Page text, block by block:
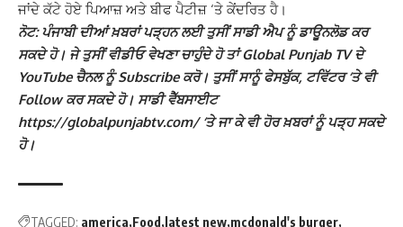
ਜਾਂਦੇ ਕੱਟੇ ਹੋਏ ਪਿਆਜ਼ ਅਤੇ ਬੀਫ ਪੈਟੀਜ਼ ‘ਤੇ ਕੇਂਦਰਿਤ ਹੈ।
ਨੋਟ: ਪੰਜਾਬੀ ਦੀਆਂ ਖ਼ਬਰਾਂ ਪੜ੍ਹਨ ਲਈ ਤੁਸੀਂ ਸਾਡੀ ਐਪ ਨੂੰ ਡਾਊਨਲੋਡ ਕਰ
ਸਕਦੇ ਹੋ। ਜੇ ਤੁਸੀਂ ਵੀਡੀਓ ਵੇਖਣਾ ਚਾਹੁੰਦੇ ਹੋ ਤਾਂ Global Punjab TV ਦੇ
YouTube ਚੈਨਲ ਨੂੰ Subscribe ਕਰੋ। ਤੁਸੀਂ ਸਾਨੂੰ ਫੇਸਬੁੱਕ, ਟਵਿੱਟਰ ‘ਤੇ ਵੀ
Follow ਕਰ ਸਕਦੇ ਹੋ। ਸਾਡੀ ਵੈੱਬਸਾਈਟ
https://globalpunjabtv.com/ ‘ਤੇ ਜਾ ਕੇ ਵੀ ਹੋਰ ਖ਼ਬਰਾਂ ਨੂੰ ਪੜ੍ਹ ਸਕਦੇ
ਹੋ।
TAGGED: america Food latest new mcdonald's burger